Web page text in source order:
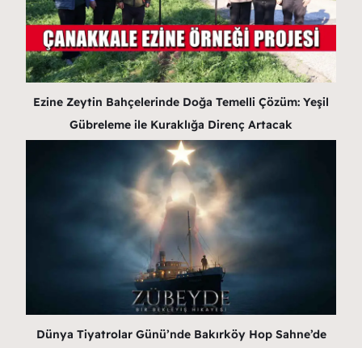
Ezine Zeytin Bahçelerinde Doğa Temelli Çözüm: Yeşil
Gübreleme ile Kuraklığa Direnç Artacak
Dünya Tiyatrolar Günü’nde Bakırköy Hop Sahne’de